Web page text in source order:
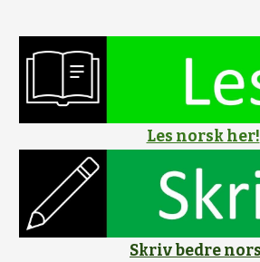
Les norsk her!
Skriv bedre